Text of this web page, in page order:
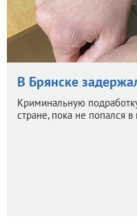
В Брянске
Криминальную
стране, пока не попался